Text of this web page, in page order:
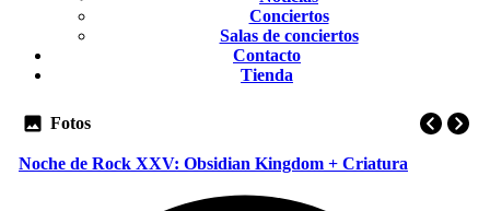
Conciertos
Salas de conciertos
Contacto
Tienda
Fotos
Noche de Rock XXV: Obsidian Kingdom + Criatura